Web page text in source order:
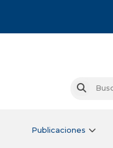
Buscar
Publicaciones